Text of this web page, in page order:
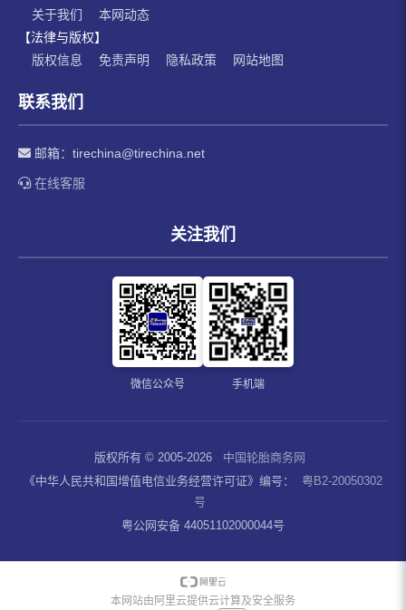
关于我们
本网动态
【法律与版权】
版权信息
免责声明 隐私政策 网站地图
联系我们
邮箱： tirechina@tirechina.net
在线客服
关注我们
微信公众号 手机端
版权所有 © 2005-2026
中国轮胎商务网
《中华人民共和国增值电信业务经营许可证》编号：
粤B2-20050302
号
粤公网安备 44051102000044号
本网站由阿里云提供云计算及安全服务